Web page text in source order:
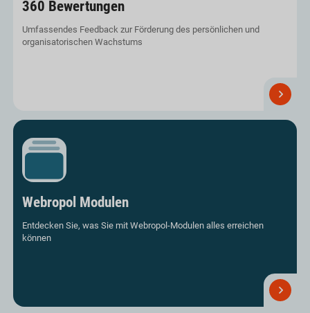
360 Bewertungen
Umfassendes Feedback zur Förderung des persönlichen und
organisatorischen Wachstums
mehr
Webropol Modulen
Entdecken Sie, was Sie mit Webropol-Modulen alles erreichen
können